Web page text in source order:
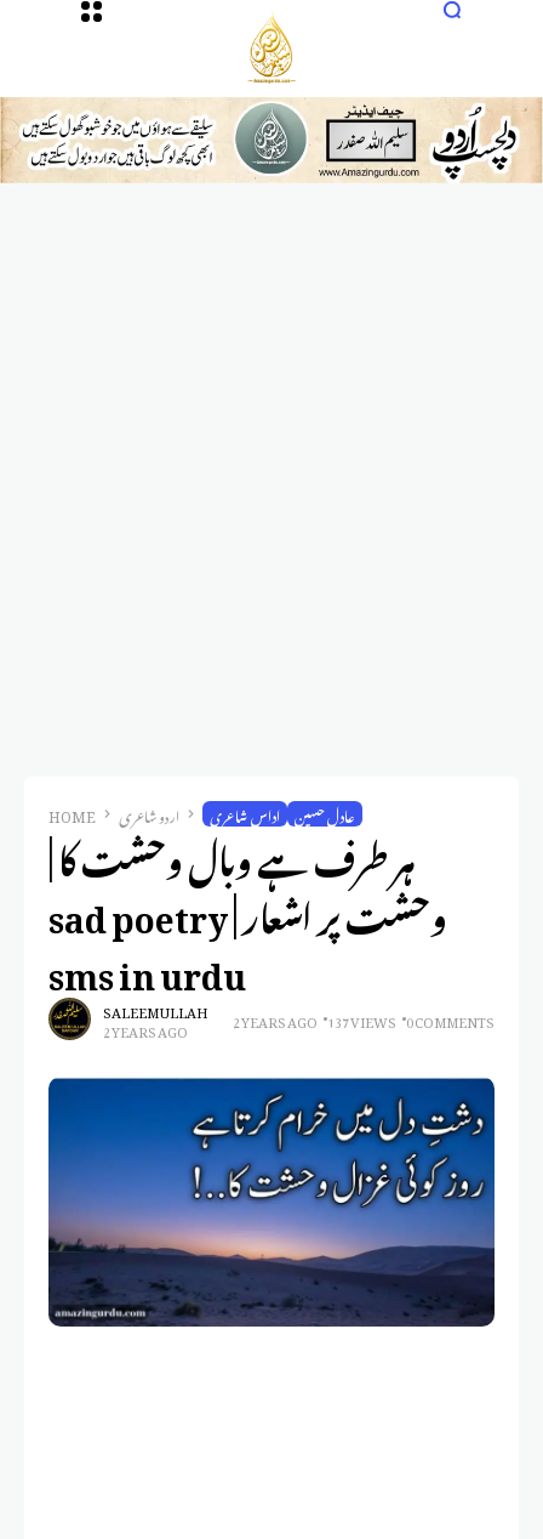
HOME اردو شاعری اداس شاعری عادل حسین
ہر طرف ہے وبال وحشت کا |
وحشت پر اشعار | sad poetry
sms in urdu
SALEEM ULLAH
2 YEARS AGO 2 YEARS AGO 137 VIEWS 0 COMMENTS